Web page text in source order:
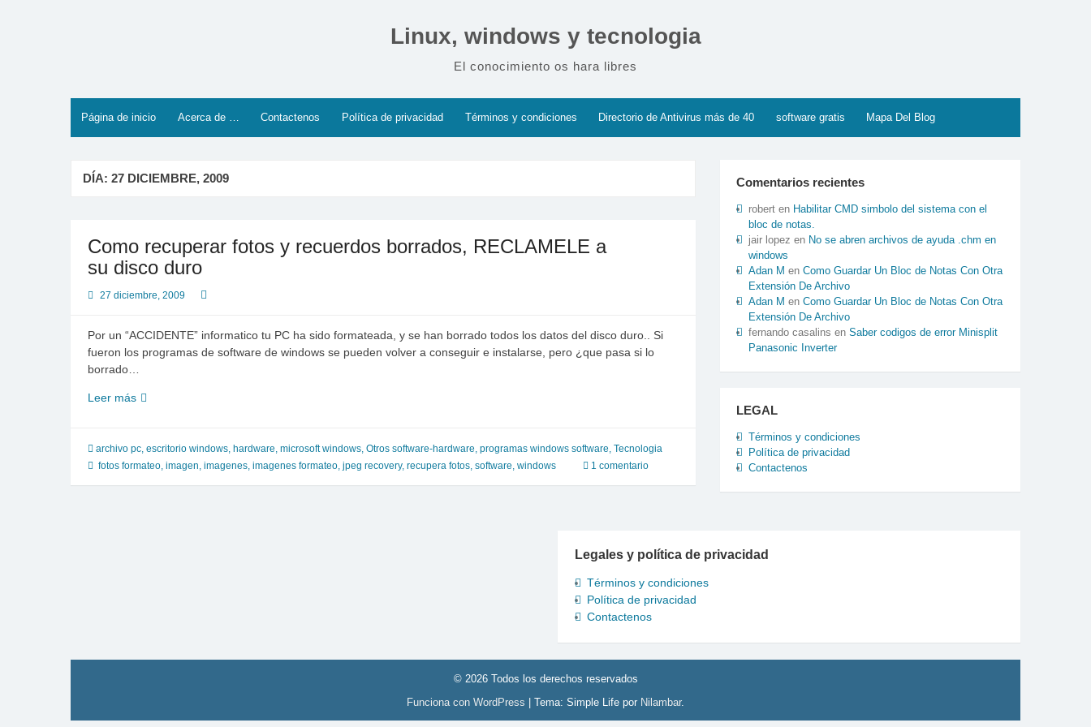
Linux, windows y tecnologia
El conocimiento os hara libres
Página de inicio Acerca de … Contactenos Política de privacidad Términos y condiciones Directorio de Antivirus más de 40 software gratis Mapa Del Blog
DÍA: 27 DICIEMBRE, 2009
Como recuperar fotos y recuerdos borrados, RECLAMELE a
su disco duro
27 diciembre, 2009
Por un “ACCIDENTE” informatico tu PC ha sido formateada, y se han borrado todos los datos del disco duro.. Si
fueron los programas de software de windows se pueden volver a conseguir e instalarse, pero ¿que pasa si lo
borrado…
Leer másComo
y
recuerdos
archivo pc, escritorio windows, hardware, microsoft windows, Otros software-hardware, programas windows software, Tecnologia
fotos formateo, imagen, imagenes, imagenes formateo, jpeg recovery, recupera fotos, software, windows 1 comentario
Comentarios recientes
roberten Habilitar CMD simbolo del sistema con el
bloc de notas.
jair lopez en No se abren archivos de ayuda .chm en
windows
Adan M en Como Guardar Un Bloc de Notas Con Otra
Extensión De Archivo
Adan M en Como Guardar Un Bloc de Notas Con Otra
Extensión De Archivo
fernando casalins en Saber codigos de error Minisplit
Panasonic Inverter
LEGAL
Términos y condiciones
Política de privacidad
Contactenos
Legales y política de privacidad
Términos y condiciones
Política de privacidad
Contactenos
© 2026 Todos los derechos reservados
Funciona con WordPress
Tema: Simple Life por Nilambar.